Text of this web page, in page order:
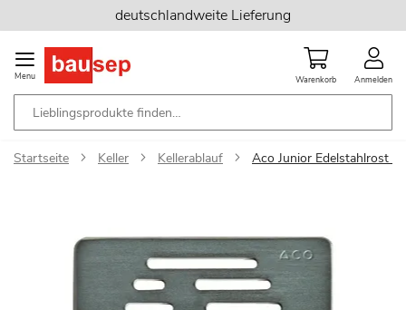
Inhalt
springen
deutschlandweite Lieferung
Menu Warenkorb Anmelden
Startseite Keller Kellerablauf Aco Junior Edelstahlrost
Bildgalerie